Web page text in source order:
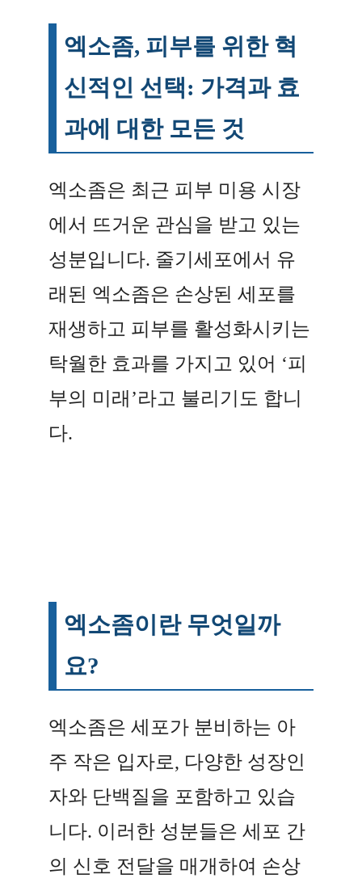
엑소좀, 피부를 위한 혁
신적인 선택: 가격과 효
과에 대한 모든 것
엑소좀은 최근 피부 미용 시장
에서 뜨거운 관심을 받고 있는
성분입니다. 줄기세포에서 유
래된 엑소좀은 손상된 세포를
재생하고 피부를 활성화시키는
탁월한 효과를 가지고 있어 ‘피
부의 미래’라고 불리기도 합니
다.
엑소좀이란 무엇일까
요?
엑소좀은 세포가 분비하는 아
주 작은 입자로, 다양한 성장인
자와 단백질을 포함하고 있습
니다. 이러한 성분들은 세포 간
의 신호 전달을 매개하여 손상